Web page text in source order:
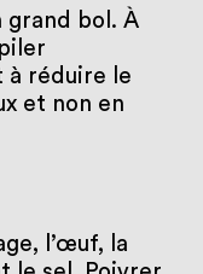
grand bol. À
à réduire le
et non en
l’œuf, la